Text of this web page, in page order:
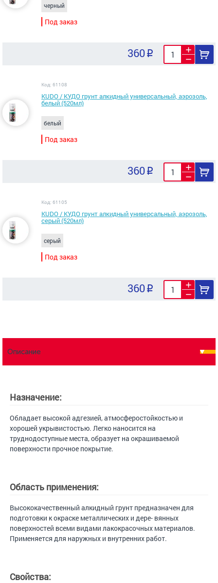
черный
Под заказ
360
Код: 61108
KUDO / КУДО грунт алкидный универсальный, аэрозоль,
белый (520мл)
белый
Под заказ
360
Код: 61105
KUDO / КУДО грунт алкидный универсальный, аэрозоль,
серый (520мл)
серый
Под заказ
360
Описание
Назначение:
Обладает высокой адгезией, атмосферостойкостью и
хорошей укрывистостью. Легко наносится на
труднодоступные места, образует на окрашиваемой
поверхности прочное покрытие.
Область применения:
Высококачественный алкидный грунт предназначен для
подготовки к окраске металлических и дере- вянных
поверхностей всеми видами лакокрасочных материалов.
Применяется для наружных и внутренних работ.
Свойства: